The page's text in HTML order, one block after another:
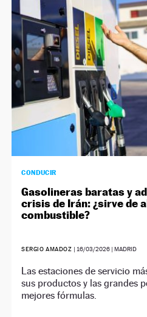
CONDUCIR
Gasolineras baratas y
crisis de Irán: ¿sirve de
combustible?
SERGIO AMADOZ | 16/03/2026| MADRID
Las estaciones de servicio
sus productos y las grandes
mejores fórmulas.